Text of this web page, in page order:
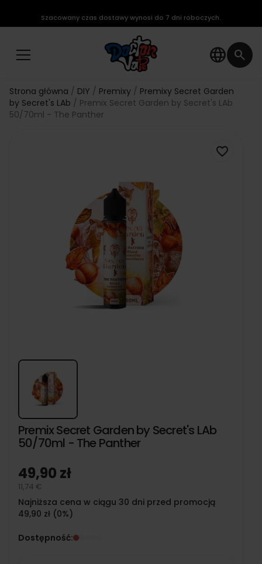
language search
Szacowany czas dostawy wynosi do 7 dni roboczych.
Strona główna DIY Premixy
Premixy Secret Garden
by Secret's LAb
Premix Secret Garden by Secret's LAb
50/70ml - The Panther
favorite_border
Premix Secret Garden by Secret's LAb
50/70ml - The Panther
49,90 zł
11,74 €
Najniższa cena w ciągu 30 dni przed promocją
49,90 zł (0%)
Dostępność: